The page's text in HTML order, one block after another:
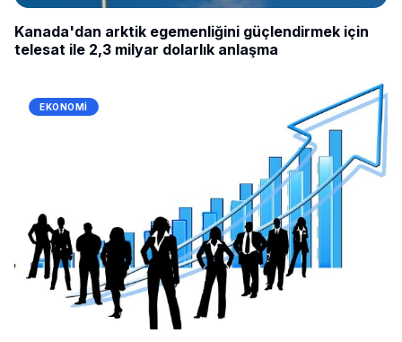
Kanada'dan arktik egemenliğini güçlendirmek için
telesat ile 2,3 milyar dolarlık anlaşma
EKONOMI